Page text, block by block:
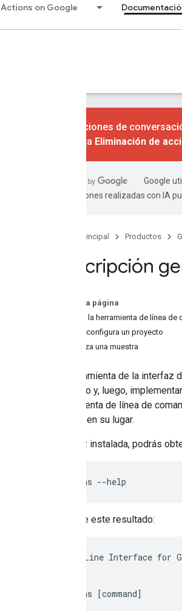
Actions on Google
Las acciones de
consulta Eliminación de
Google
traducciones realizadas con IA
Página principal Productos
descripción
En esta página
Instala la herramienta de línea
Crea y configura un proyecto
Inicializa una muestra
La herramienta de la
proyecto y, luego,
herramienta de línea de
en su lugar.
Una vez instalada, podrás
gactions --help
Aparece este resultado:
Command Line Interface for
  gactions [command]